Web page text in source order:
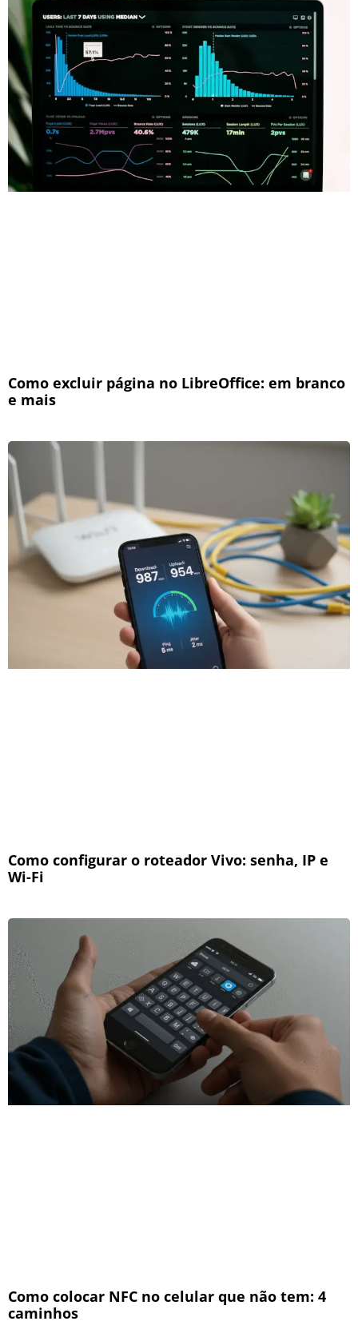
Como excluir página no LibreOffice: em branco
e mais
Como configurar o roteador Vivo: senha, IP e
Wi-Fi
Como colocar NFC no celular que não tem: 4
caminhos